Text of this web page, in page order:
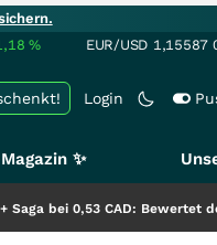
% EUR/USD 1,15587
Login
✨
CAD: Bewertet der Markt